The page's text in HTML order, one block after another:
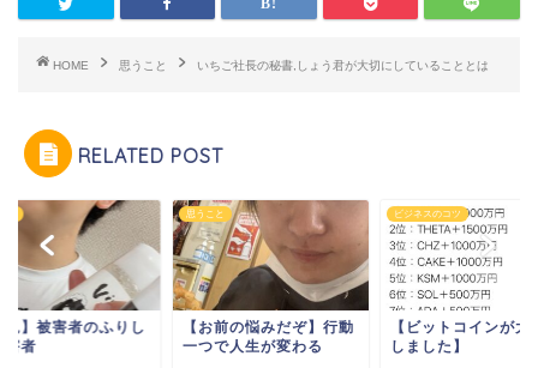
HOME 思うこと いちご社長の秘書,しょう君が大切にしていることとは
RELATED POST
前の悩みだぞ】行動
で人生が変わる
ビジネスのコツ
【ビットコインが大暴落
しました】
お知らせ